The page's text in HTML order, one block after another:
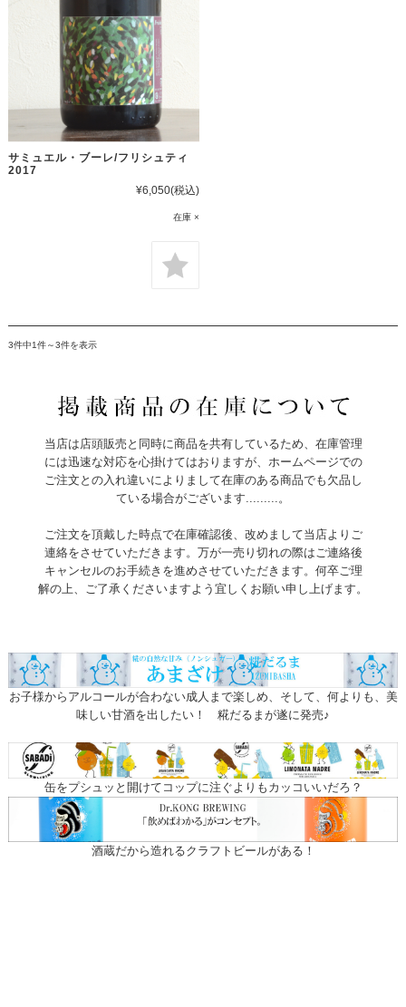
サミュエル・ブーレ/フリシュティ
2017
¥6,050(税込)
在庫 ×
3件中1件～3件を表示
当店は店頭販売と同時に商品を共有しているため、在庫管理
には迅速な対応を心掛けてはおりますが、ホームページでの
ご注文との入れ違いによりまして在庫のある商品でも欠品し
ている場合がございます.........。
ご注文を頂戴した時点で在庫確認後、改めまして当店よりご
連絡をさせていただきます。万が一売り切れの際はご連絡後
キャンセルのお手続きを進めさせていただきます。何卒ご理
解の上、ご了承くださいますよう宜しくお願い申し上げます。
お子様からアルコールが合わない成人まで楽しめ、そして、何よりも、美
味しい甘酒を出したい！ 糀だるまが遂に発売♪
缶をプシュッと開けてコップに注ぐよりもカッコいいだろ？
酒蔵だから造れるクラフトビールがある！